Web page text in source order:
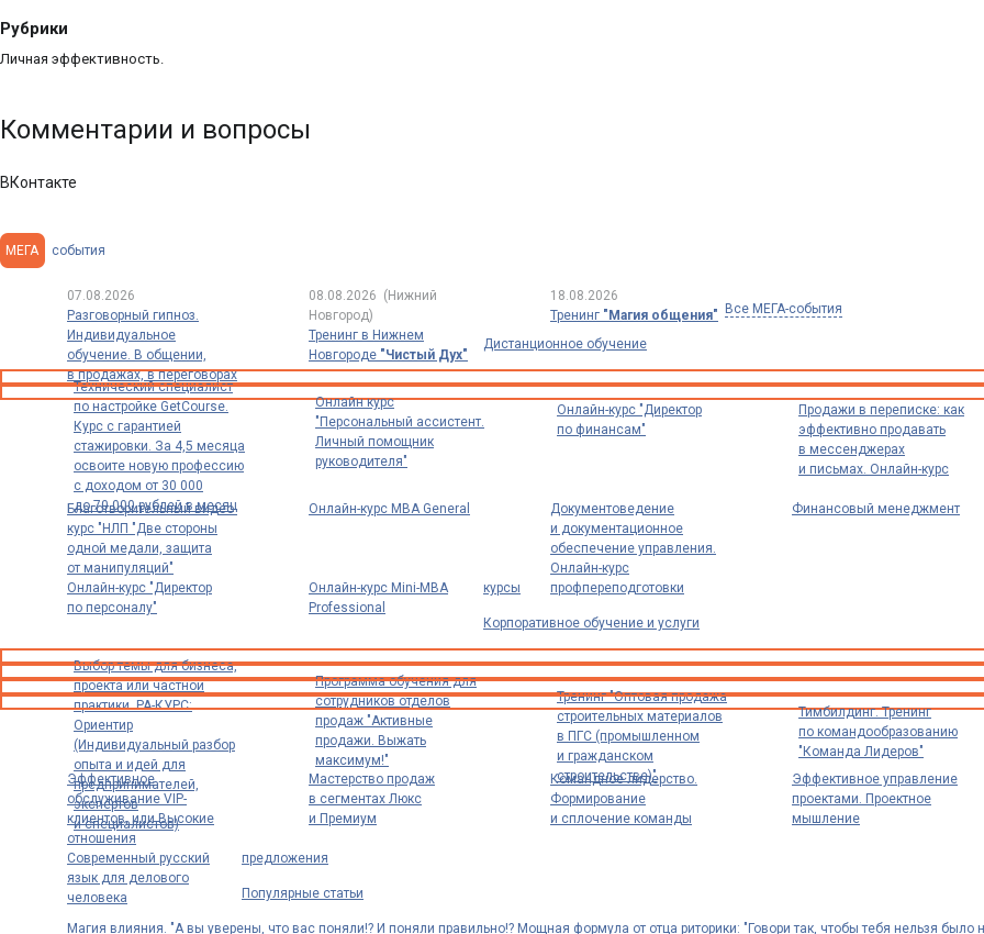
Рубрики
Личная эффективность.
Комментарии и вопросы
ВКонтакте
МЕГА события
07.08.2026
Разговорный гипноз.
Индивидуальное
обучение. В общении,
в продажах, в переговорах
08.08.2026 (Нижний
Новгород)
Тренинг в Нижнем
Новгороде "Чистый Дух"
18.08.2026
Тренинг "Магия общения" Все МЕГА-события
Дистанционное обучение
Технический специалист
по настройке GetCourse.
Курс с гарантией
стажировки. За 4,5 месяца
освоите новую профессию
с доходом от 30 000
до 70 000 рублей в месяц
Онлайн курс
"Персональный ассистент.
Личный помощник
руководителя"
Онлайн-курс "Директор
по финансам"
Продажи в переписке: как
эффективно продавать
в мессенджерах
и письмах. Онлайн-курс
Благотворительный видео-
курс "НЛП "Две стороны
одной медали, защита
от манипуляций"
Онлайн-курс MBA General
Документоведение
и документационное
обеспечение управления.
Онлайн-курс
профпереподготовки
Финансовый менеджмент
Онлайн-курс "Директор
по персоналу"
Онлайн-курс Mini-MBA
Professional
курсы
Корпоративное обучение и услуги
Выбор темы для бизнеса,
проекта или частной
практики. РА-КУРС:
Ориентир
(Индивидуальный разбор
опыта и идей для
предпринимателей,
экспертов
и специалистов)
Программа обучения для
сотрудников отделов
продаж "Активные
продажи. Выжать
максимум!"
Тренинг "Оптовая продажа
строительных материалов
в ПГС (промышленном
и гражданском
строительстве)"
Тимбилдинг. Тренинг
по командообразованию
"Команда Лидеров"
Эффективное
обслуживание VIP-
клиентов, или Высокие
отношения
Мастерство продаж
в сегментах Люкс
и Премиум
Командное лидерство.
Формирование
и сплочение команды
Эффективное управление
проектами. Проектное
мышление
Современный русский
язык для делового
человека
предложения
Популярные статьи
Магия влияния. "А вы уверены, что вас поняли!? И поняли правильно!? Мощная формула от отца риторики: "Говори так, чтобы тебя нельзя было